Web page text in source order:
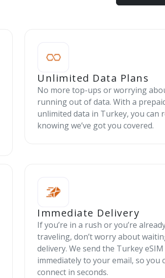
Unlimited Data Plans
No more top-ups or worrying
running out of data. With a
unlimited data in Turkey, you can
knowing we’ve got you covered.
Immediate Delivery
If you’re in a rush or you’re
traveling, don’t worry about
delivery. We send the Turkey eSIM
immediately to your email, so you
connect in seconds.